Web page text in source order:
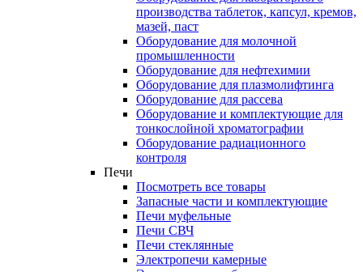
производства таблеток, капсул, кремов,
мазей, паст
Оборудование для молочной
промышленности
Оборудование для нефтехимии
Оборудование для плазмолифтинга
Оборудование для рассева
Оборудование и комплектующие для
тонкослойной хроматографии
Оборудование радиационного
контроля
Печи
Посмотреть все товары
Запасные части и комплектующие
Печи муфельные
Печи СВЧ
Печи стеклянные
Электропечи камерные